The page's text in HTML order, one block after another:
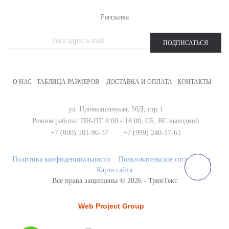
Рассылка
ПОДПИСАТЬСЯ
О НАС ТАБЛИЦА РАЗМЕРОВ ДОСТАВКА И ОПЛАТА КОНТАКТЫ
ул. Промышленная, 56Д, стр.1
Режим работы: ПН-ПТ 8:00 - 18:00, СБ, ВС выходной
+7 (800) 101-96-37
+7 (999) 240-17-61
Политика конфиденциальности
Пользовательское соглашение
Карта сайта
Все права защищены © 2026 - ТрикТекс